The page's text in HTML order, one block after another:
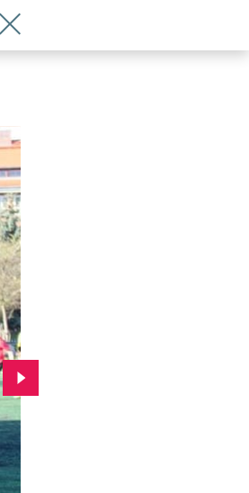
Wróć do artykułu Boisko na Sępolnie
Przejdź do kolejnego zdjęcia.